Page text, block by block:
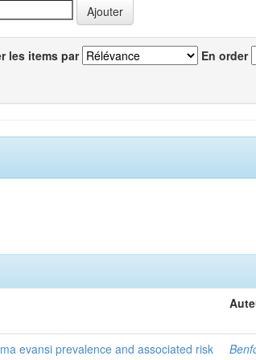
les items par En order
evansi prevalence and associated risk